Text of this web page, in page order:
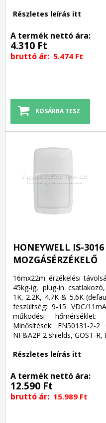
Részletes leírás itt
A termék nettó ára:
4.310 Ft
bruttó ár: 5.474 Ft
HONEYWELL IS-
MOZGÁSÉRZÉKELŐ
16mx22m érzékelési
45kg-ig, plug-in
1K, 2.2K, 4.7K & 5.6K
feszültség: 9-15 VDC/
működési
Minősítések: EN50131-2-
NF&A2P 2 shields, GOST-R,
Részletes leírás itt
A termék nettó ára:
12.590 Ft
bruttó ár: 15.989 Ft